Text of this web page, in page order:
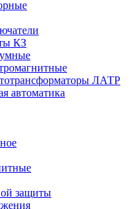
КЗ
ЛАТР
автоматика
защиты